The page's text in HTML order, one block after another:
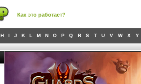
Как это работает?
H I J K L M N O P Q R S T U V W X Y